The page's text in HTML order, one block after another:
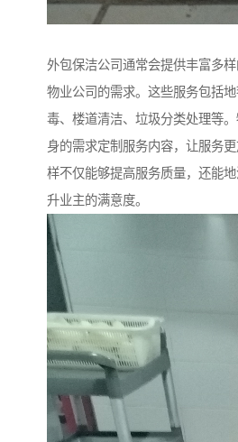
外包保洁公司通常会提供丰富多
物业公司的需求。这些服务包括
毒、楼道清洁、垃圾分类处理等
身的需求定制服务内容，让服务
样不仅能够提高服务质量，还能
升业主的满意度。